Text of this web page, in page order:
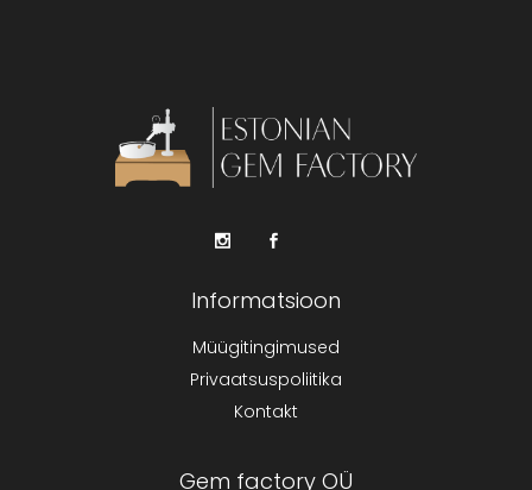
Informatsioon
Müügitingimused
Privaatsuspoliitika
Kontakt
Gem factory OÜ